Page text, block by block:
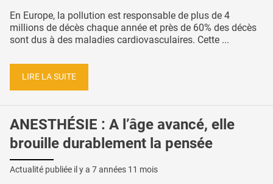
En Europe, la pollution est responsable de plus de 4
millions de décès chaque année et près de 60% des décès
sont dus à des maladies cardiovasculaires. Cette ...
LIRE LA SUITE
ANESTHÉSIE : A l’âge avancé, elle
brouille durablement la pensée
Actualité publiée il y a 7 années 11 mois